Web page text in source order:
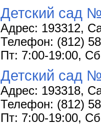
Детский сад
Адрес: 193312,
Телефон: (812)
Пт: 7:00-19:00,
Детский сад
Адрес: 193318,
Телефон: (812)
Пт: 7:00-19:00,